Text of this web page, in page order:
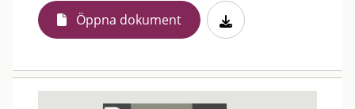
Öppna dokument